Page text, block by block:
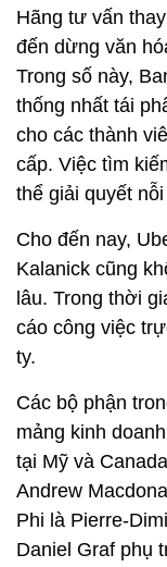
Hãng tư vấn
đến dừng văn
Trong số này,
thống nhất tái
cho các thành
cấp. Việc tìm
thể giải quyết
Cho đến nay,
Kalanick cũng
lâu. Trong thời
cáo công việc
ty.
Các bộ phận
mảng kinh
tại Mỹ và
Andrew
Phi là Pierre-
Daniel Graf phụ